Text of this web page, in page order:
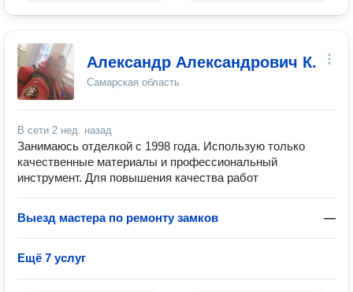
Александр Александрович К.
Самарская область
В сети 2 нед. назад
Занимаюсь отделкой с 1998 года. Использую только
качественные материалы и профессиональный
инструмент. Для повышения качества работ
Выезд мастера по ремонту замков —
Ещё 7 услуг